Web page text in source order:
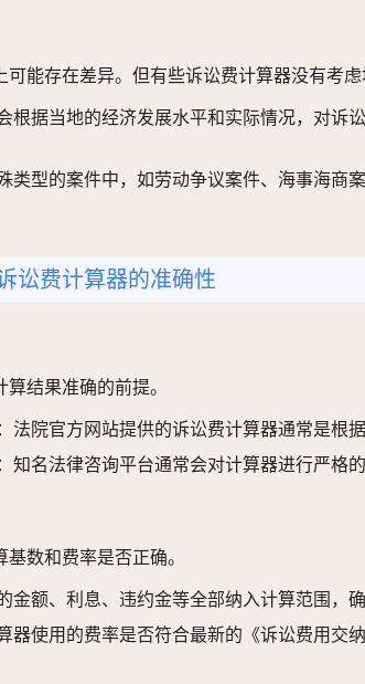
能存在差异。但有些诉讼费计算器没有考
根据当地的经济发展水平和实际情况，对诉
类型的案件中，如劳动争议案件、海事海商
讼费计算器的准确性
结果准确的前提。
法院官方网站提供的诉讼费计算器通常是根
知名法律咨询平台通常会对计算器进行严格
数和费率是否正确。
金额、利息、违约金等全部纳入计算范围，
器使用的费率是否符合最新的《诉讼费用交